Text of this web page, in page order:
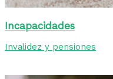
Incapacidades
Invalidez y pensiones